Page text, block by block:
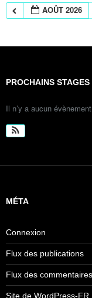
AOÛT 2026
PROCHAINS STAGES
Il n’y a aucun
MÉTA
Connexion
Flux des publications
Flux des commentaires
Site de WordPress-FR